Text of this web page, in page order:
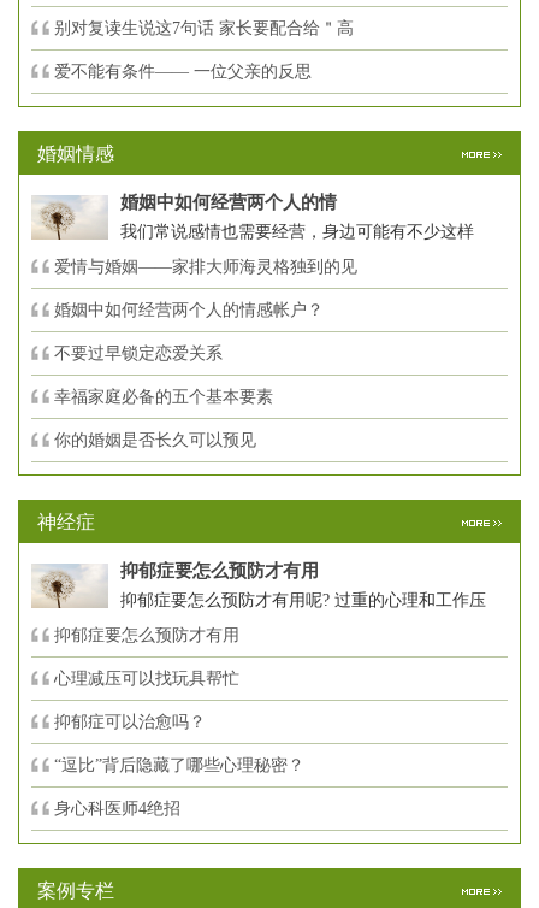
别对复读生说这7句话 家长要配合给＂高
爱不能有条件—— 一位父亲的反思
婚姻情感
婚姻中如何经营两个人的情
我们常说感情也需要经营，身边可能有不少这样
爱情与婚姻——家排大师海灵格独到的见
婚姻中如何经营两个人的情感帐户？
不要过早锁定恋爱关系
幸福家庭必备的五个基本要素
你的婚姻是否长久可以预见
神经症
抑郁症要怎么预防才有用
抑郁症要怎么预防才有用呢? 过重的心理和工作压
抑郁症要怎么预防才有用
心理减压可以找玩具帮忙
抑郁症可以治愈吗？
“逗比”背后隐藏了哪些心理秘密？
身心科医师4绝招
案例专栏